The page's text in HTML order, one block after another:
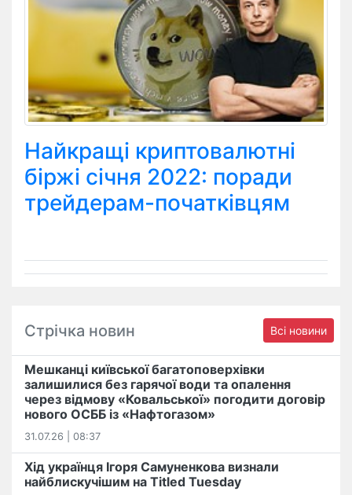
Найкращі криптовалютні
біржі січня 2022: поради
трейдерам-початківцям
Стрічка новин Всі новини
Мешканці київської багатоповерхівки
залишилися без гарячої води та опалення
через відмову «Ковальської» погодити договір
нового ОСББ із «Нафтогазом»
31.07.26 | 08:37
Хід українця Ігоря Самуненкова визнали
найблискучішим на Titled Tuesday